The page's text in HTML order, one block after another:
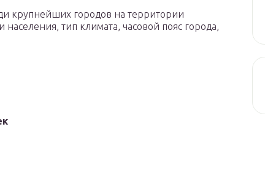
крупнейших городов на территории
тип климата, часовой пояс города,